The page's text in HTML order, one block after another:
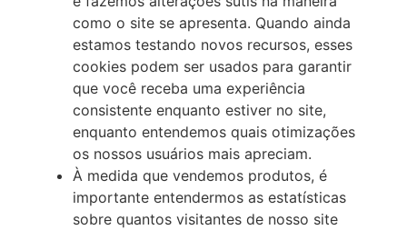
como o site se apresenta. Quando ainda
estamos testando novos recursos, esses
cookies podem ser usados para garantir
que você receba uma experiência
consistente enquanto estiver no site,
enquanto entendemos quais otimizações
os nossos usuários mais apreciam.
À medida que vendemos produtos, é
importante entendermos as estatísticas
sobre quantos visitantes de nosso site